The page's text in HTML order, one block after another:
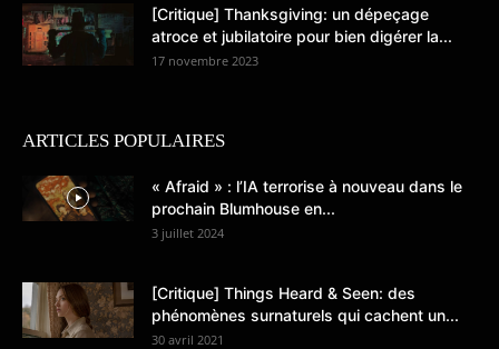
[Critique] Thanksgiving: un dépeçage
atroce et jubilatoire pour bien digérer la...
17 novembre 2023
ARTICLES POPULAIRES
« Afraid » : l’IA terrorise à nouveau dans le
prochain Blumhouse en...
3 juillet 2024
[Critique] Things Heard & Seen: des
phénomènes surnaturels qui cachent un...
30 avril 2021